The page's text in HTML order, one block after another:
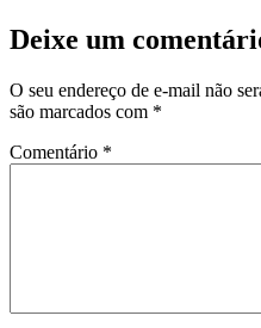
Deixe um
O seu endereço de e-mail não
são marcados com *
Comentário *